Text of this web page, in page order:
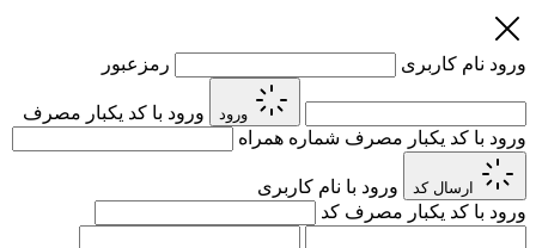
ورود نام کاربری رمزعبور
ورود
ورود با کد یکبار مصرف
ورود با کد یکبار مصرف شماره همراه
ارسال کد
ورود با نام کاربری
ورود با کد یکبار مصرف کد